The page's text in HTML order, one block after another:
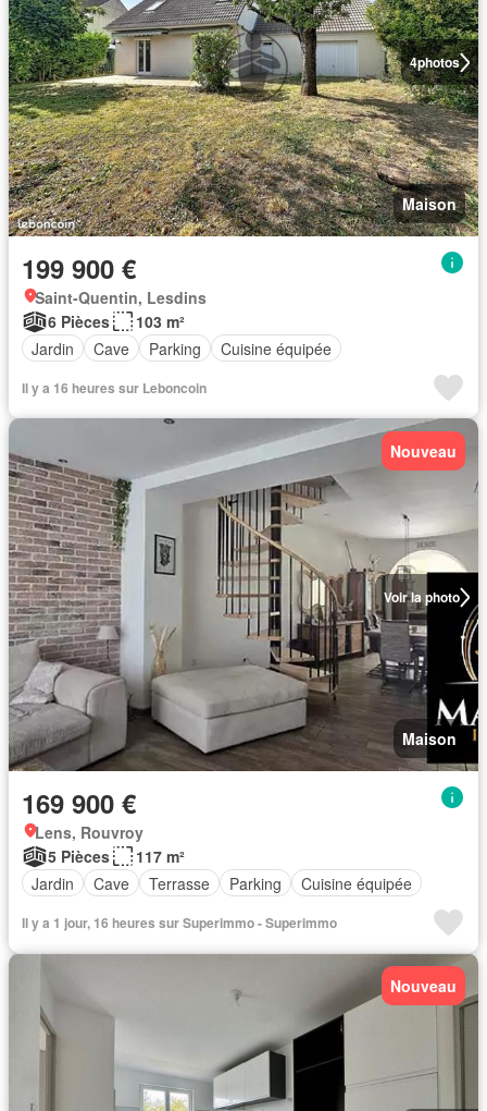
4photos
Maison
199 900 €
Saint-Quentin, Lesdins
6 Pièces
103 m²
Jardin
Cave Parking Cuisine équipée
Il y a 16 heures sur Leboncoin
Voir la photo
Nouveau
Maison
169 900 €
Lens, Rouvroy
5 Pièces
117 m²
Jardin
Cave Terrasse Parking Cuisine équipée
Il y a 1 jour, 16 heures sur Superimmo - Superimmo
Nouveau